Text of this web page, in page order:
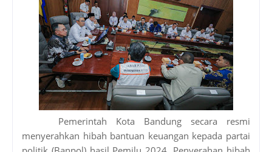
Pemerintah Kota Bandung secara resmi
menyerahkan hibah bantuan keuangan kepada partai